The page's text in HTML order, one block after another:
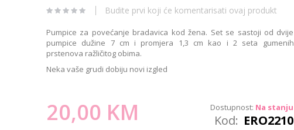
Budite prvi koji će komentarisati ovaj produkt
Pumpice za povećanje bradavica kod žena. Set se sastoji od dvije
pumpice dužine 7 cm i promjera 1,3 cm kao i 2 seta gumenih
prstenova ražličitog obima.
Neka vaše grudi dobiju novi izgled
20,00 KM Dostupnost: Na stanju
Kod ERO2210